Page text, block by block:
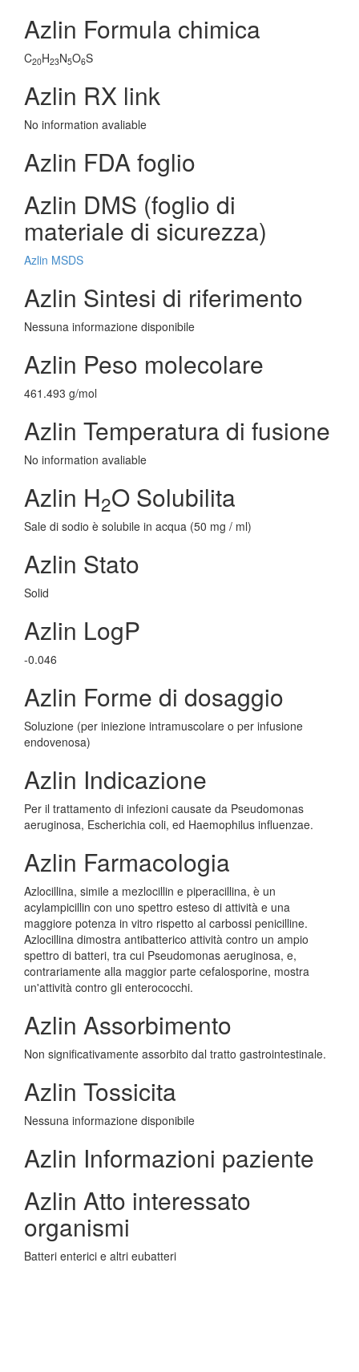
Azlin Formula chimica
C20H23N5O6S
Azlin RX link
No information avaliable
Azlin FDA foglio
Azlin DMS (foglio di
materiale di sicurezza)
Azlin MSDS
Azlin Sintesi di riferimento
Nessuna informazione disponibile
Azlin Peso molecolare
461.493 g/mol
Azlin Temperatura di fusione
No information avaliable
Azlin H2O Solubilita
Sale di sodio è solubile in acqua (50 mg / ml)
Azlin Stato
Solid
Azlin LogP
-0.046
Azlin Forme di dosaggio
Soluzione (per iniezione intramuscolare o per infusione
endovenosa)
Azlin Indicazione
Per il trattamento di infezioni causate da Pseudomonas
aeruginosa, Escherichia coli, ed Haemophilus influenzae.
Azlin Farmacologia
Azlocillina, simile a mezlocillin e piperacillina, è un
acylampicillin con uno spettro esteso di attività e una
maggiore potenza in vitro rispetto al carbossi penicilline.
Azlocillina dimostra antibatterico attività contro un ampio
spettro di batteri, tra cui Pseudomonas aeruginosa, e,
contrariamente alla maggior parte cefalosporine, mostra
un'attività contro gli enterococchi.
Azlin Assorbimento
Non significativamente assorbito dal tratto gastrointestinale.
Azlin Tossicita
Nessuna informazione disponibile
Azlin Informazioni paziente
Azlin Atto interessato
organismi
Batteri enterici e altri eubatteri